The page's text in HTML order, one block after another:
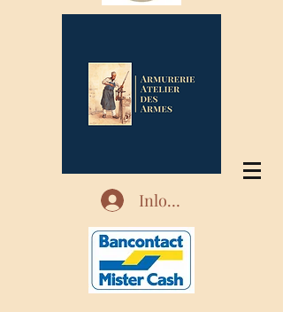
Inloggen